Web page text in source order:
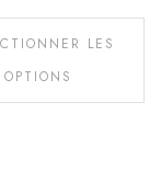
LES
OPTIONS